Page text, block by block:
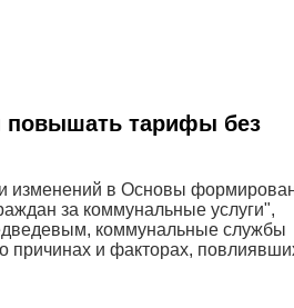
повышать тарифы без
изменений в Основы
за коммунальные услуги",
коммунальные службы
причинах и факторах,